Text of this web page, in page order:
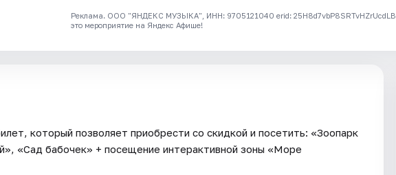
Реклама. ООО "ЯНДЕКС МУЗЫКА", ИНН: 9705121040 erid: 25H8d7vbP8SRTvHZrUcdLB
это мероприятие на Яндекс Афише!
который позволяет приобрести со скидкой и посетить: «Зоопарк
«Сад бабочек» + посещение интерактивной зоны «Море